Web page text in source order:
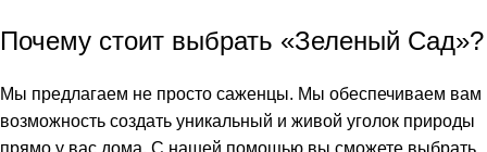
Почему стоит выбрать «Зеленый Сад»?
Мы предлагаем не просто саженцы. Мы обеспечиваем вам
возможность создать уникальный и живой уголок природы
прямо у вас дома. С нашей помощью вы сможете выбрать